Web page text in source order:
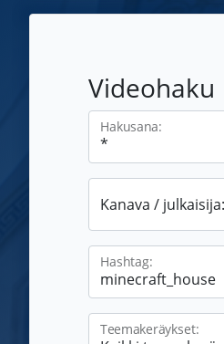
Videohaku
Hakusana:
Kanava / julkaisija:
Hashtag:
Teemakeräykset: